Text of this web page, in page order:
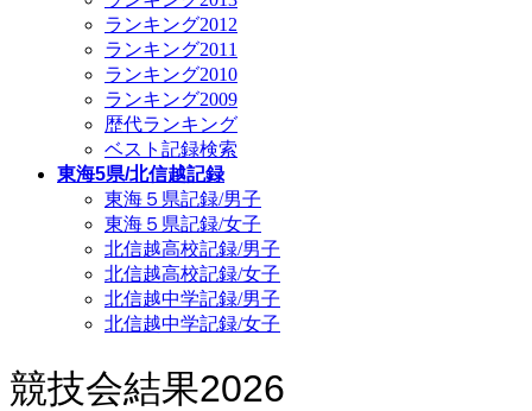
ランキング2012
ランキング2011
ランキング2010
ランキング2009
歴代ランキング
ベスト記録検索
東海5県/北信越記録
東海５県記録/男子
東海５県記録/女子
北信越高校記録/男子
北信越高校記録/女子
北信越中学記録/男子
北信越中学記録/女子
競技会結果2026